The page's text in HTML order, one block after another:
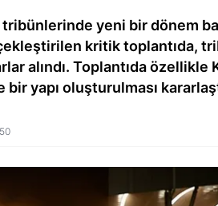
yeni bir dönem
kritik toplantıda,
alındı. Toplantıda
bir yapı oluşturulması